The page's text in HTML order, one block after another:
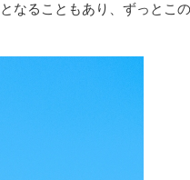
なることもあり、ずっとこ